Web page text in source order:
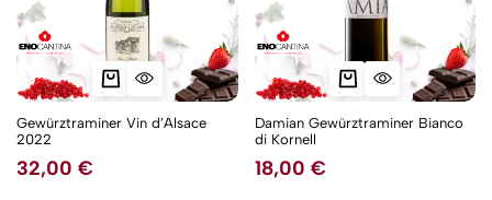
Gewürztraminer Vin d’Alsace
2022
32,00 €
Damian Gewürztraminer Bianco
di Kornell
18,00 €